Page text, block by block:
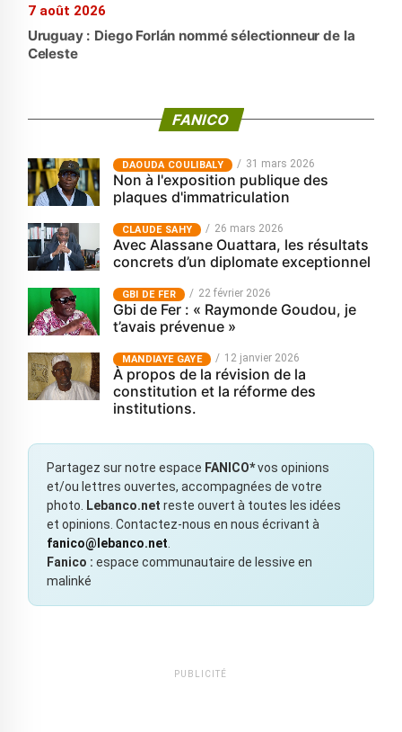
7 août 2026
Uruguay : Diego Forlán nommé sélectionneur de la
Celeste
FANICO
‎DAOUDA COULIBALY 31 mars 2026
Non à l'exposition publique des
plaques d'immatriculation
CLAUDE SAHY 26 mars 2026
Avec Alassane Ouattara, les résultats
concrets d’un diplomate exceptionnel
GBI DE FER 22 février 2026
Gbi de Fer : « Raymonde Goudou, je
t’avais prévenue »
MANDIAYE GAYE 12 janvier 2026
À propos de la révision de la
constitution et la réforme des
institutions.
Partagez sur notre espace FANICO*vos opinions
et/ou lettres ouvertes, accompagnées de votre
photo.
Lebanco.net reste ouvert à toutes les idées
et opinions. Contactez-nous en nous écrivant à
fanico@lebanco.net
Fanico : espace communautaire de lessive en
malinké
PUBLICITÉ